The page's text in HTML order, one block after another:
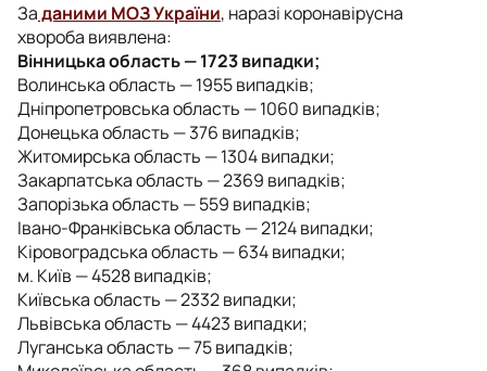
Заданими МОЗ України, наразі коронавірусна
хвороба виявлена:
Вінницька область — 1723 випадки;
Волинська область — 1955 випадків;
Дніпропетровська область — 1060 випадків;
Донецька область — 376 випадків;
Житомирська область — 1304 випадки;
Закарпатська область — 2369 випадків;
Запорізька область — 559 випадків;
Івано-Франківська область — 2124 випадки;
Кіровоградська область — 634 випадки;
м. Київ — 4528 випадків;
Київська область — 2332 випадки;
Львівська область — 4423 випадки;
Луганська область — 75 випадків;